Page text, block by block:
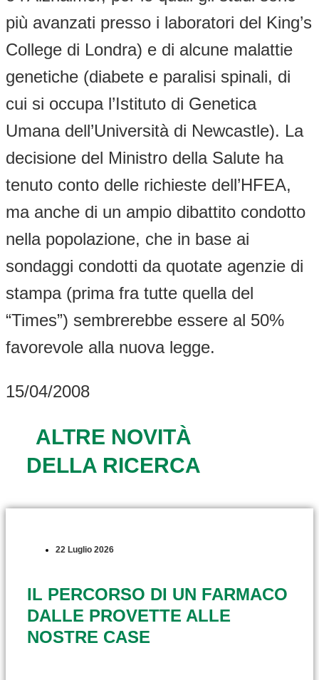
più avanzati presso i laboratori del King’s
College di Londra) e di alcune malattie
genetiche (diabete e paralisi spinali, di
cui si occupa l’Istituto di Genetica
Umana dell’Università di Newcastle). La
decisione del Ministro della Salute ha
tenuto conto delle richieste dell’HFEA,
ma anche di un ampio dibattito condotto
nella popolazione, che in base ai
sondaggi condotti da quotate agenzie di
stampa (prima fra tutte quella del
“Times”) sembrerebbe essere al 50%
favorevole alla nuova legge.
15/04/2008
ALTRE NOVITÀ
DELLA RICERCA
22 Luglio 2026
IL PERCORSO DI UN FARMACO
DALLE PROVETTE ALLE
NOSTRE CASE